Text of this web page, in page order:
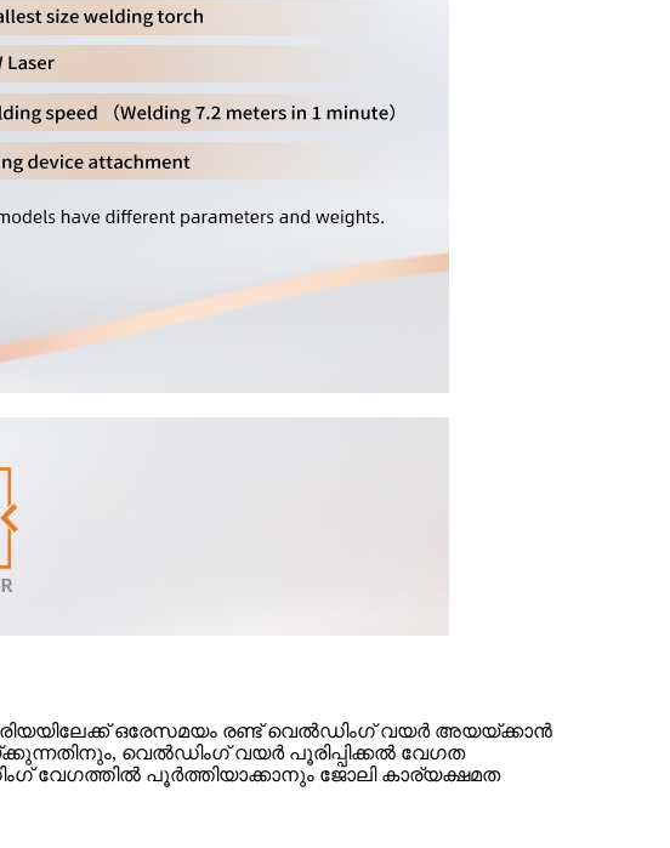
ഒരേസമയം രണ്ട് വെൽഡിംഗ് വയർ അയയ്ക്കാൻ
വെൽഡിംഗ് വയർ പൂരിപ്പിക്കൽ വേഗത
വേഗത്തിൽ പൂർത്തിയാക്കാനും ജോലി കാര്യക്ഷമത